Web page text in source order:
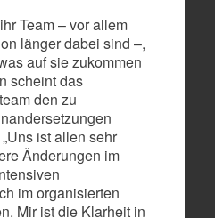
Team – vor allem
länger dabei sind –,
auf sie zukommen
scheint das
den zu
ist allen sehr
Änderungen im
im organisierten
Mir ist die Klarheit in